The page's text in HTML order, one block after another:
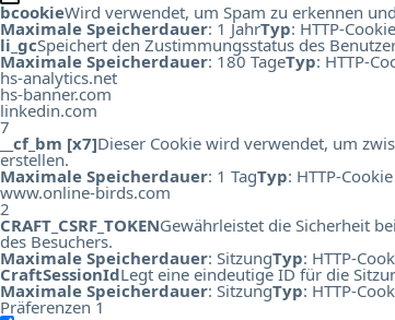
bcookieWird verwendet, um Spam zu erkennen
Maximale Speicherdauer: 1 JahrTyp: HTTP-Cookie
li_gcSpeichert den Zustimmungsstatus des
Maximale Speicherdauer: 180 TageTyp: HTTP-
hs-analytics.net
hs-banner.com
linkedin.com
7
__cf_bm [x7]Dieser Cookie wird verwendet, um
erstellen.
Maximale Speicherdauer: 1 TagTyp: HTTP-Cookie
www.online-birds.com
2
CRAFT_CSRF_TOKENGewährleistet die Sicherheit
des Besuchers.
Maximale Speicherdauer: SitzungTyp: HTTP-
CraftSessionIdLegt eine eindeutige ID für die
Maximale Speicherdauer: SitzungTyp: HTTP-
Präferenzen 1